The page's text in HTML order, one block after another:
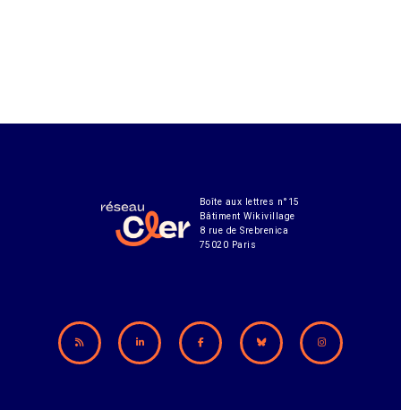
Boîte aux lettres n°15
Bâtiment Wikivillage
8 rue de Srebrenica
75020 Paris